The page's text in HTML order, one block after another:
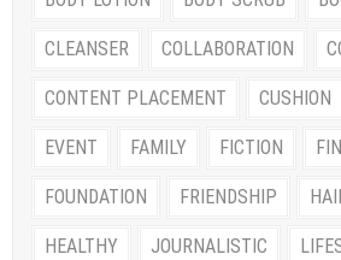
CLEANSER COLLABORATION
CONTENT PLACEMENT CUSHION
EVENT FAMILY FICTION
FOUNDATION FRIENDSHIP
HEALTHY JOURNALISTIC